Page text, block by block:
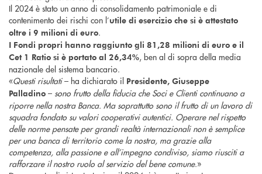
Il 2024 è stato un anno di consolidamento patrimoniale e di
contenimento dei rischi con l’utile di esercizio che si è attestato
oltre i 9 milioni di euro.
I Fondi propri hanno raggiunto gli 81,28 milioni di euro e il
Cet 1 Ratio si è portato al 26,34%, ben al di sopra della media
nazionale del sistema bancario.
«Questi risultati– ha dichiarato il Presidente, Giuseppe
Palladino – sono frutto della fiducia che Soci e Clienti continuano a
riporre nella nostra Banca. Ma soprattutto sono il frutto di un lavoro di
squadra fondato su valori cooperativi autentici. Operare nel rispetto
delle norme pensate per grandi realtà internazionali non è semplice
per una banca di territorio come la nostra, ma grazie alla
competenza, alla passione e all’impegno condiviso, siamo riusciti a
rafforzare il nostro ruolo al servizio del bene comune.»